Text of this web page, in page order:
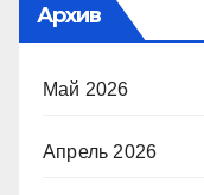
Архив
Май 2026
Апрель 2026